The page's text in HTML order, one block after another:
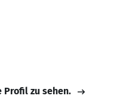
Profil zu sehen.